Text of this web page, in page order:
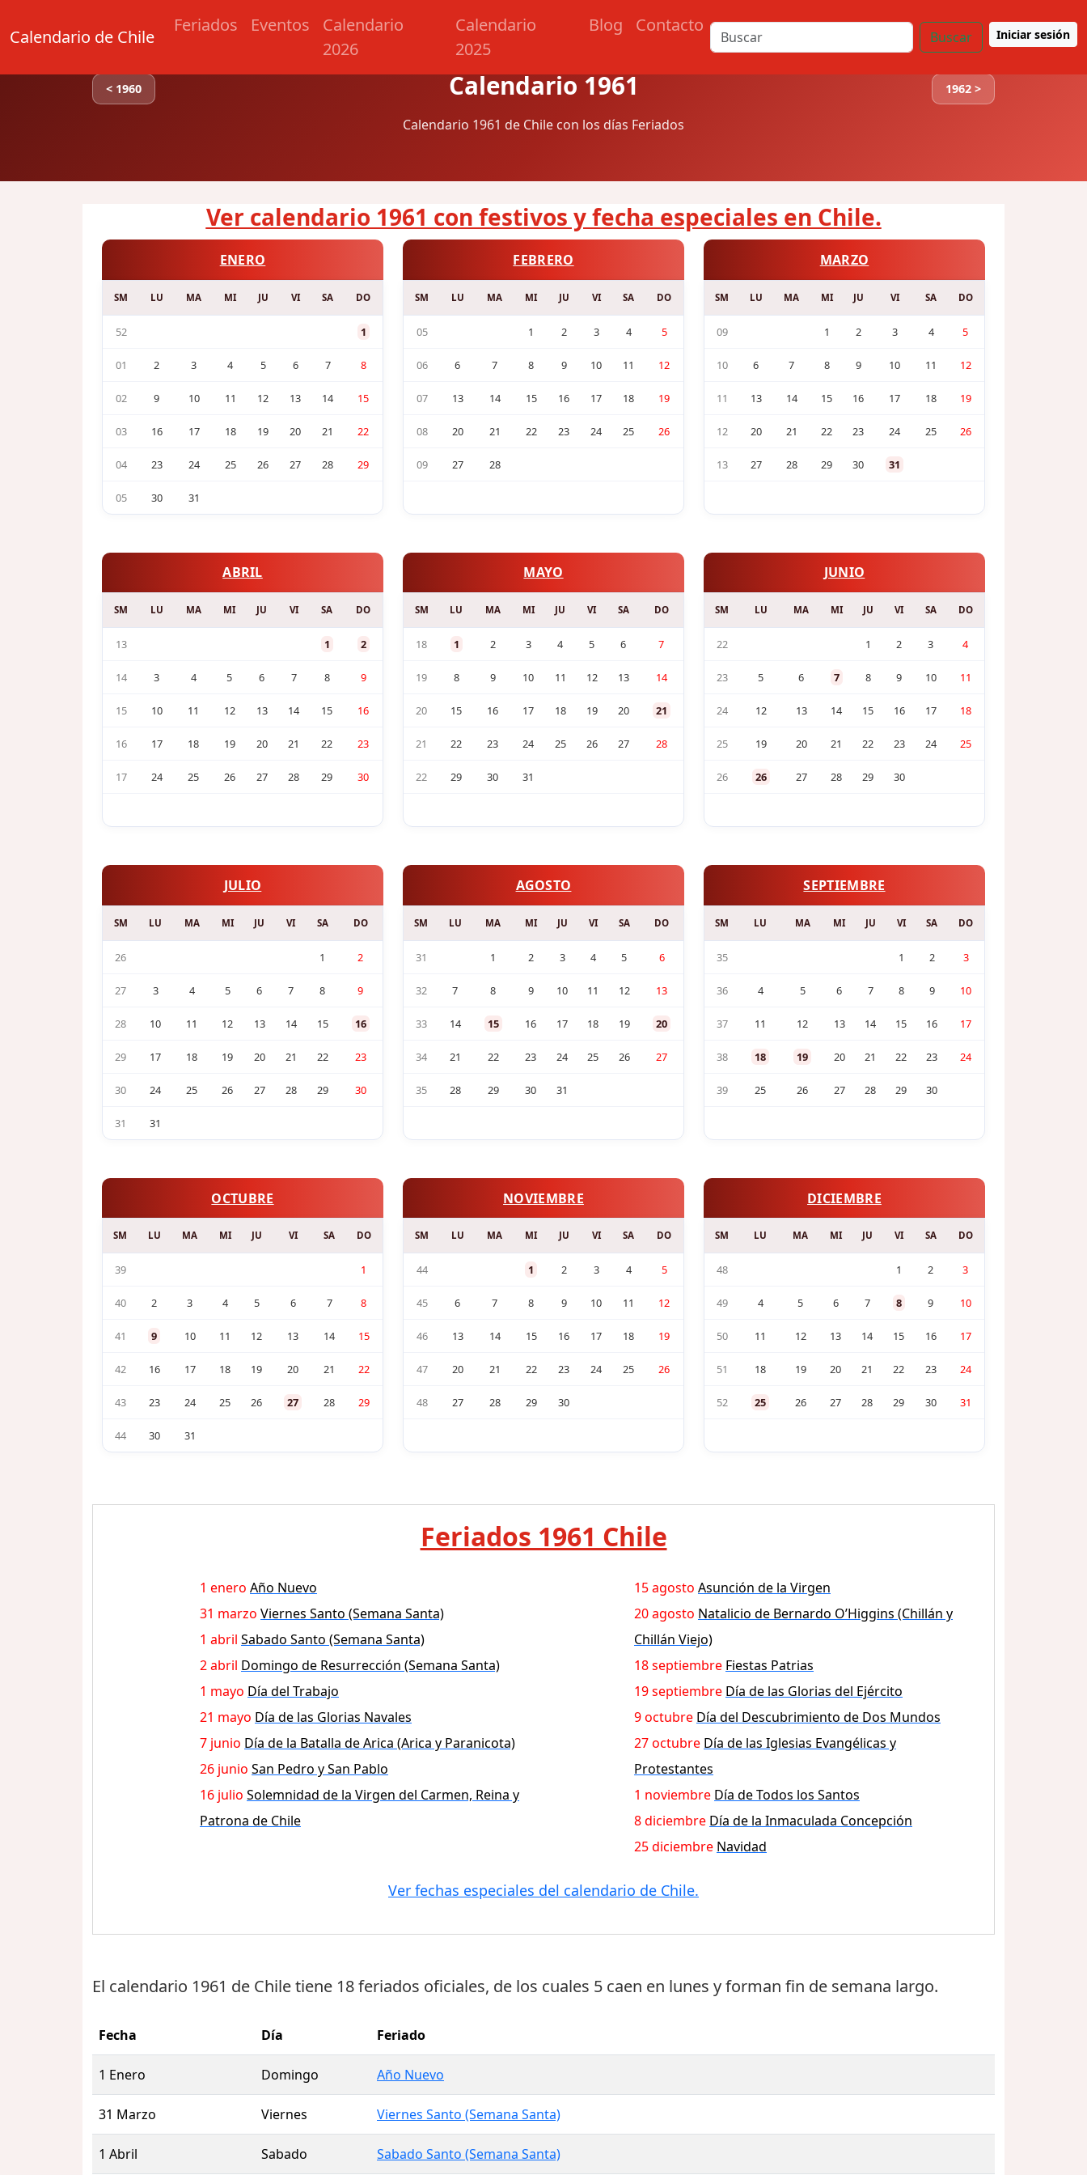
Calendario de Chile
Feriados Eventos
Calendario
2026
Calendario
2025
Blog Contacto
Buscar Iniciar sesión
< 1960 Calendario 1961 1962 >
Calendario 1961 de Chile con los días Feriados
Ver calendario 1961 con festivos y fecha especiales en Chile.
ENERO
SM LU MA MI JU VI SA DO
52 1
01 2 3 4 5 6 7 8
02 9 10 11 12 13 14 15
03 16 17 18 19 20 21 22
04 23 24 25 26 27 28 29
05 30 31
FEBRERO
SM LU MA MI JU VI SA DO
05 1 2 3 4 5
06 6 7 8 9 10 11 12
07 13 14 15 16 17 18 19
08 20 21 22 23 24 25 26
09 27 28
MARZO
SM LU MA MI JU VI SA DO
09 1 2 3 4 5
10 6 7 8 9 10 11 12
11 13 14 15 16 17 18 19
12 20 21 22 23 24 25 26
13 27 28 29 30 31
ABRIL
SM LU MA MI JU VI SA DO
13 1 2
14 3 4 5 6 7 8 9
15 10 11 12 13 14 15 16
16 17 18 19 20 21 22 23
17 24 25 26 27 28 29 30
MAYO
SM LU MA MI JU VI SA DO
18 1 2 3 4 5 6 7
19 8 9 10 11 12 13 14
20 15 16 17 18 19 20 21
21 22 23 24 25 26 27 28
22 29 30 31
JUNIO
SM LU MA MI JU VI SA DO
22 1 2 3 4
23 5 6 7 8 9 10 11
24 12 13 14 15 16 17 18
25 19 20 21 22 23 24 25
26 26 27 28 29 30
JULIO
SM LU MA MI JU VI SA DO
26 1 2
27 3 4 5 6 7 8 9
28 10 11 12 13 14 15 16
29 17 18 19 20 21 22 23
30 24 25 26 27 28 29 30
31 31
AGOSTO
SM LU MA MI JU VI SA DO
31 1 2 3 4 5 6
32 7 8 9 10 11 12 13
33 14 15 16 17 18 19 20
34 21 22 23 24 25 26 27
35 28 29 30 31
SEPTIEMBRE
SM LU MA MI JU VI SA DO
35 1 2 3
36 4 5 6 7 8 9 10
37 11 12 13 14 15 16 17
38 18 19 20 21 22 23 24
39 25 26 27 28 29 30
OCTUBRE
SM LU MA MI JU VI SA DO
39 1
40 2 3 4 5 6 7 8
41 9 10 11 12 13 14 15
42 16 17 18 19 20 21 22
43 23 24 25 26 27 28 29
44 30 31
NOVIEMBRE
SM LU MA MI JU VI SA DO
44 1 2 3 4 5
45 6 7 8 9 10 11 12
46 13 14 15 16 17 18 19
47 20 21 22 23 24 25 26
48 27 28 29 30
DICIEMBRE
SM LU MA MI JU VI SA DO
48 1 2 3
49 4 5 6 7 8 9 10
50 11 12 13 14 15 16 17
51 18 19 20 21 22 23 24
52 25 26 27 28 29 30 31
Feriados 1961 Chile
1 enero Año Nuevo
31 marzo Viernes Santo (Semana Santa)
1 abril Sabado Santo (Semana Santa)
2 abril Domingo de Resurrección (Semana Santa)
1 mayo Día del Trabajo
21 mayo Día de las Glorias Navales
7 junio Día de la Batalla de Arica (Arica y Paranicota)
26 junio San Pedro y San Pablo
16 julio Solemnidad de la Virgen del Carmen, Reina y
Patrona de Chile
15 agosto Asunción de la Virgen
20 agosto Natalicio de Bernardo O’Higgins (Chillán y
Chillán Viejo)
18 septiembre Fiestas Patrias
19 septiembre Día de las Glorias del Ejército
9 octubre Día del Descubrimiento de Dos Mundos
27 octubre Día de las Iglesias Evangélicas y
Protestantes
1 noviembre Día de Todos los Santos
8 diciembre Día de la Inmaculada Concepción
25 diciembre Navidad
Ver fechas especiales del calendario de Chile.
El calendario 1961 de Chile tiene 18 feriados oficiales, de los cuales 5 caen en lunes y forman fin de semana largo.
Fecha Día Feriado
1 Enero Domingo Año Nuevo
31 Marzo Viernes Viernes Santo (Semana Santa)
1 Abril Sabado Sabado Santo (Semana Santa)